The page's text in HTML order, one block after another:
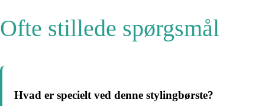
Ofte stillede spørgsmål
Hvad er specielt ved denne stylingbørste?